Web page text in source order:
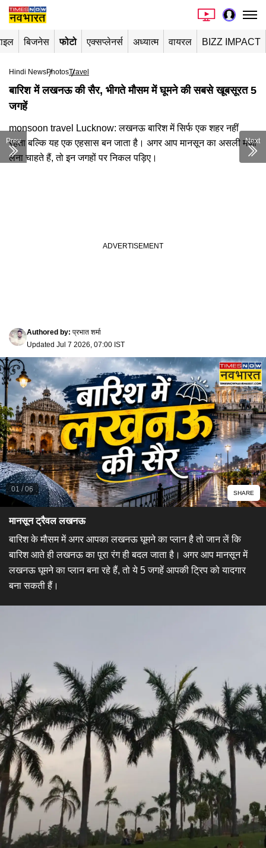
बिजनेस फोटो एक्सप्लेनर्स अध्यात्म वायरल BIZZ IMPACT
Hindi NewsPhotosTravel
बारिश में लखनऊ की सैर, भीगते मौसम में घूमने की सबसे खूबसूरत 5
जगहें
monsoon travel Lucknow: लखनऊ बारिश में सिर्फ एक शहर नहीं
रहता बल्कि यह एक एहसास बन जाता है। अगर आप मानसून का असली मजा
लेना चाहते हैं, तो इन जगहों पर निकल पड़िए।
Authored by: प्रभात शर्मा
Updated Jul 7 2026, 07:00 IST
01 /06 SHARE
​मानसून ट्रैवल लखनऊ​
बारिश के मौसम में अगर आपका लखनऊ घूमने का प्लान है तो जान लें कि
बारिश आते ही लखनऊ का पूरा रंग ही बदल जाता है। अगर आप मानसून में
लखनऊ घूमने का प्लान बना रहे हैं, तो ये 5 जगहें आपकी ट्रिप को यादगार
बना सकती हैं।
Prev Next